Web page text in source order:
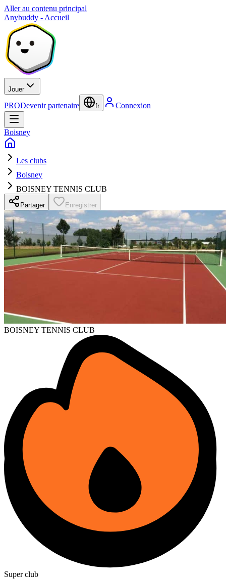
Aller au contenu principal
Anybuddy - Accueil
Jouer
PRODevenir partenaire fr Connexion
Boisney
Les clubs
Boisney
BOISNEY TENNIS CLUB
Partager Enregistrer
BOISNEY TENNIS CLUB
Super club